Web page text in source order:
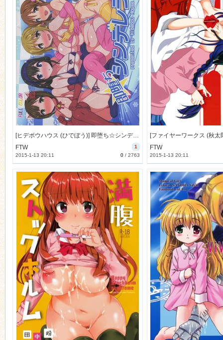
[ヒデボウハウス (ひでぼう)] 即堕ち☆シンデレラ2 (アイドルマスター シンデレラガールズ) [21M]
1
FTW
0/ 2763
2015-1-13 20:11
FTW
2015-1-13 20:11